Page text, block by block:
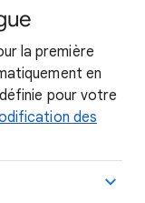
la première
en
pour votre
des